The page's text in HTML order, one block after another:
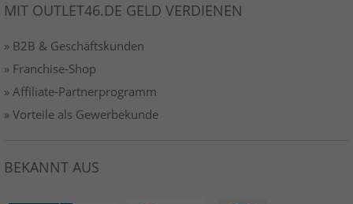
MIT OUTLET46.DE GELD VERDIENEN
» B2B & Geschäftskunden
» Franchise-Shop
» Affiliate-Partnerprogramm
» Vorteile als Gewerbekunde
BEKANNT AUS